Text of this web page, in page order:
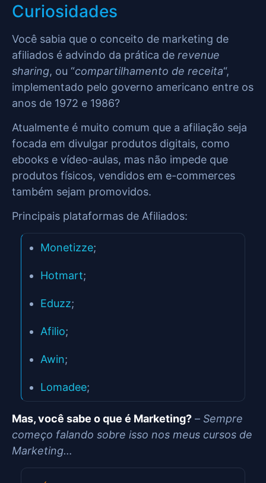
Curiosidades
Você sabia que o conceito de marketing de
afiliados é advindo da prática de revenue
sharing, ou “compartilhamento de receita“,
implementado pelo governo americano entre os
anos de 1972 e 1986?
Atualmente é muito comum que a afiliação seja
focada em divulgar produtos digitais, como
ebooks e vídeo-aulas, mas não impede que
produtos físicos, vendidos em e-commerces
também sejam promovidos.
Principais plataformas de Afiliados:
Monetizze;
Hotmart;
Eduzz;
Afilio;
Awin;
Lomadee;
Mas, você sabe o que é Marketing? – Sempre
começo falando sobre isso nos meus cursos de
Marketing…